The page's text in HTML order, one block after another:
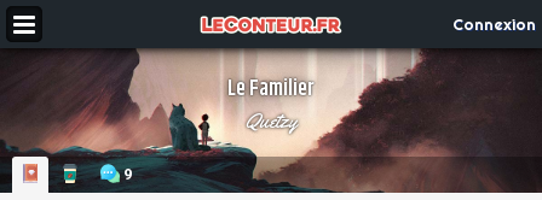
Connexion
Le Familier
Quetzy
9